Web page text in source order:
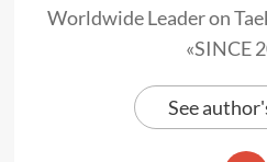
Worldwide Leader on
«SINCE
See